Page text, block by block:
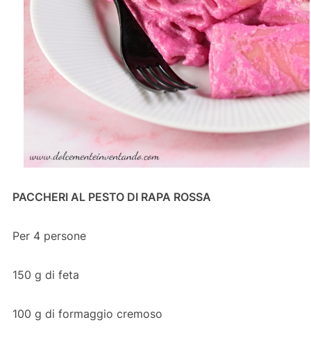
PACCHERI AL PESTO DI RAPA ROSSA
Per 4 persone
150 g di feta
100 g di formaggio cremoso